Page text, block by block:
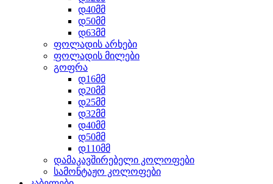
დ40მმ
დ50მმ
დ63მმ
ფოლადის არხები
ფოლადის მილები
გოფრა
დ16მმ
დ20მმ
დ25მმ
დ32მმ
დ40მმ
დ50მმ
დ110მმ
დამაკავშირებელი კოლოფები
სამონტაჟო კოლოფები